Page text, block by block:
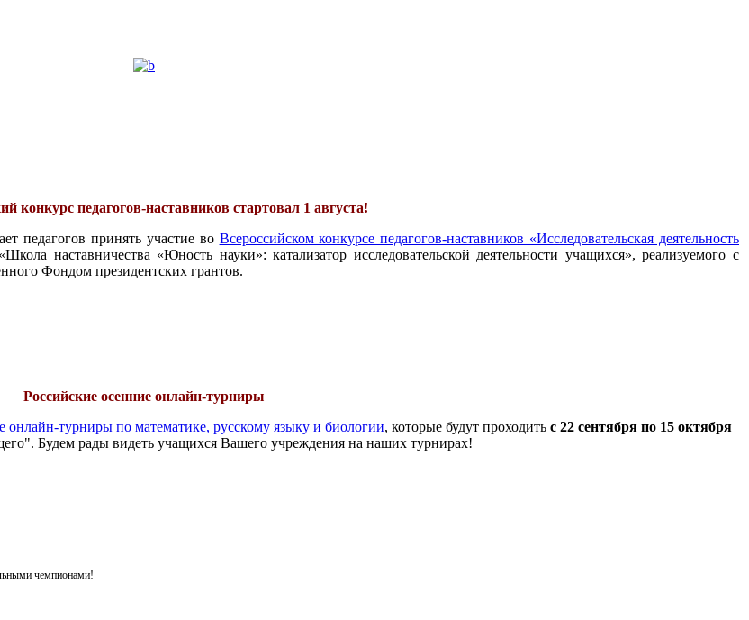
конкурс педагогов-наставников стартовал 1 августа!
педагогов принять участие во Всероссийском конкурсе педагогов-наставников «Исследовательская деятельность
наставничества «Юность науки»: катализатор исследовательской деятельности учащихся», реализуемого с
Фондом президентских грантов.
Российские осенние онлайн-турниры
онлайн-турниры по математике, русскому языку и биологии, которые будут проходить с 22 сентября по 15 октября
Будем рады видеть учащихся Вашего учреждения на наших турнирах!
чемпионами!